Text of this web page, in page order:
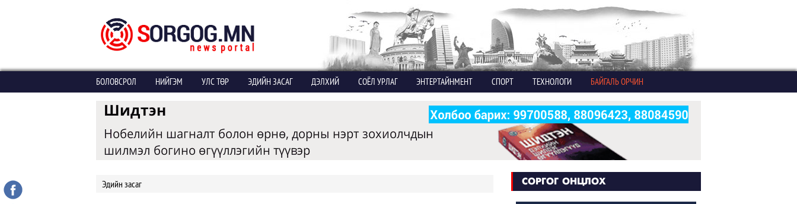
БОЛОВСРОЛ НИЙГЭМ УЛС ТӨР ЭДИЙН ЗАСАГ ДЭЛХИЙ СОЁЛ УРЛАГ ЭНТЕРТАЙНМЕНТ СПОРТ ТЕХНОЛОГИ БАЙГАЛЬ ОРЧИН
Эдийн засаг СОРГОГ ОНЦЛОХ